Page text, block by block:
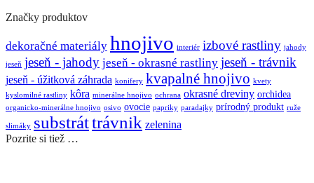
Značky produktov
dekoračné materiály hnojivo interiér izbové rastliny jahody
jeseň jeseň - jahody jeseň - okrasné rastliny jeseň - trávnik
jeseň - úžitková záhrada konifery kvapalné hnojivo kvety
kyslomilné rastliny kôra minerálne hnojivo ochrana okrasné dreviny orchidea
organicko-minerálne hnojivo osivo ovocie papriky paradajky prírodný produkt ruže
slimáky substráttrávnik zelenina
Pozrite si tiež …